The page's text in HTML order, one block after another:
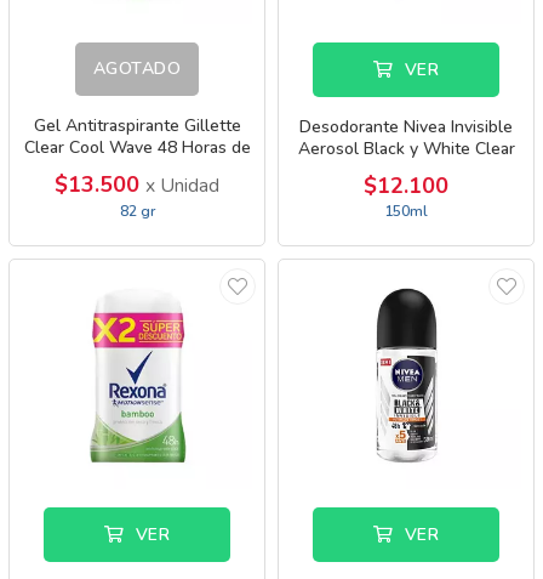
AGOTADO
Gel Antitraspirante Gillette
Clear Cool Wave 48 Horas de
$13.500 x Unidad
82 gr
VER
Desodorante Nivea Invisible
Aerosol Black y White Clear
$12.100
150ml
VER VER